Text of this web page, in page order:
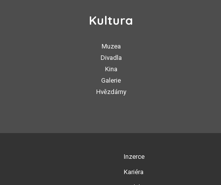
Kultura
Muzea
Divadla
Kina
Galerie
Hvězdárny
Inzerce
Kariéra